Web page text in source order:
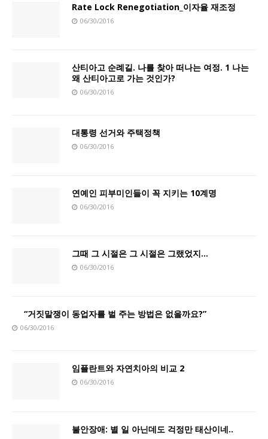
Rate Lock Renegotiation_이자율 재조정
06/30/2016
산티아고 순례길. 나를 찾아 떠나는 여정. 1 나는
왜 산티아고로 가는 것인가?
06/30/2016
대통령 선거와 주택정책
06/30/2016
연예인 피부미인들이 꼭 지키는 10계명
06/30/2016
그때 그 시절은 그 시절은 그랬었지…
06/30/2016
“거짓말쟁이 동업자를 벌 주는 방법은 없을까요?”
06/30/2016
임플란트와 자연치아의 비교 2
06/30/2016
불안장애: 별 일 아닌데도 걱정만 태산이네..